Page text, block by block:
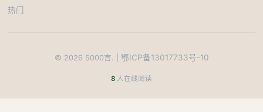
热门
© 2026 5000言. | 鄂ICP备13017733号-10
8 人在线阅读